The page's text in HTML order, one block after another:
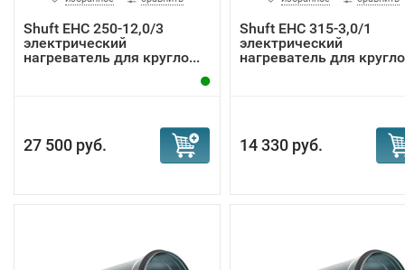
Shuft EHC 250-12,0/3
электрический
нагреватель для кругло...
27 500 руб.
Shuft EHC 315-3,0/1
электрический
нагреватель для
14 330 руб.